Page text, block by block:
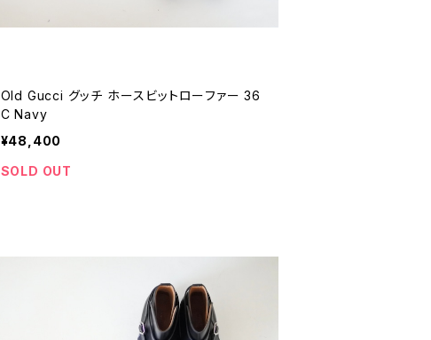
Old Gucci グッチ ホースビットローファー 36
C Navy
¥48,400
SOLD OUT